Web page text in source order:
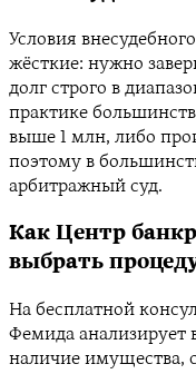
Условия
жёсткие: нужно
долг строго в
практике
выше 1 млн, либо
поэтому в
арбитражный суд.
Как Центр
выбрать
На бесплатной
Фемида анализирует
наличие имущества,